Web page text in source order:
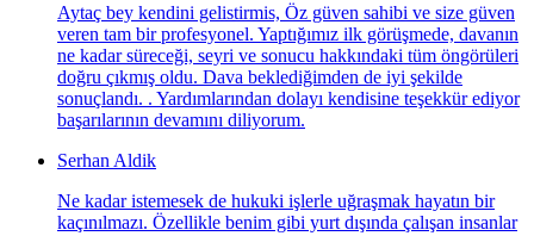
Aytaç bey kendini gelistirmis, Öz güven sahibi ve size güven
veren tam bir profesyonel. Yaptığımız ilk görüşmede, davanın
ne kadar süreceği, seyri ve sonucu hakkındaki tüm öngörüleri
doğru çıkmış oldu. Dava beklediğimden de iyi şekilde
sonuçlandı. . Yardımlarından dolayı kendisine teşekkür ediyor
başarılarının devamını diliyorum.
Serhan Aldik
Ne kadar istemesek de hukuki işlerle uğraşmak hayatın bir
kaçınılmazı. Özellikle benim gibi yurt dışında çalışan insanlar